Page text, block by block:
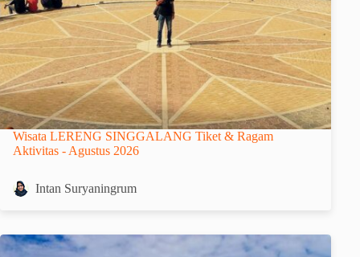
Wisata LERENG SINGGALANG Tiket & Ragam
Aktivitas - Agustus 2026
Intan Suryaningrum